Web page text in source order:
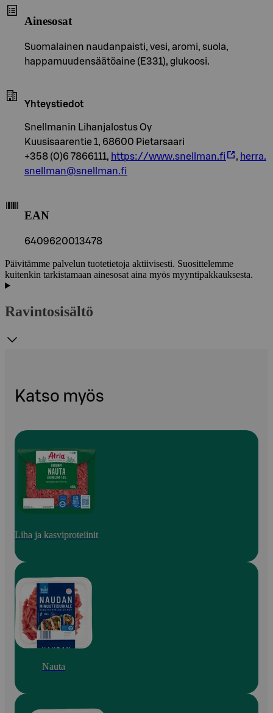
Ainesosat
Suomalainen naudanpaisti, vesi, aromi, suola,
happamuudensäätöaine (E331), glukoosi.
Yhteystiedot
Snellmanin Lihanjalostus Oy
Kuusisaarentie 1, 68600 Pietarsaari
+358 (0)6 7866111, https://www.snellman.fi , herra.
snellman@snellman.fi
EAN
6409620013478
Päivitämme palvelun tuotetietoja aktiivisesti. Suosittelemme
kuitenkin tarkistamaan ainesosat aina myös myyntipakkauksesta.
Ravintosisältö
Katso myös
Liha ja kasviproteiinit
Nauta